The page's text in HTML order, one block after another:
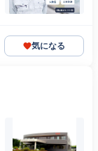
気になる